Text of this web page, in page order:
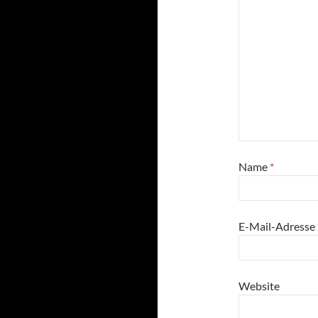
Name *
E-Mail-Adresse
Website